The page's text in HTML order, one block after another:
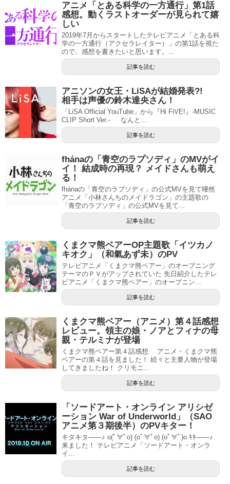
アニメ「とある科学の一方通行」第1話
感想。動くラストオーダーが見られて嬉
しい
2019年7月からスタートしたテレビアニメ「とある科
学の一方通行（アクセラレイター）」の第1話を視た
ので、感想を書きたいと思います。...
記事を読む
アニソンの女王・LiSAが結婚発表?!
相手は声優の鈴木達央さん！
「LiSA Official YouTube」から『Hi FiVE!』-MUSIC
CLIP Short Ver.- なんと...
記事を読む
fhánaの「青空のラプソディ」のMVがイ
イ！ 結成時の再現？ メイドさんも萌え
る！
fhánaの「青空のラプソディ」の公式MVを見て唖然
アニメ「小林さんちのメイドラゴン」の主題歌の
「青空のラプソディ」の公式MVを見て...
記事を読む
くまクマ熊ベアーOP主題歌「イツカノ
キオク」（和氣あず未）のPV
テレビアニメ「くまクマ熊ベアー」のオープニング
テーマのＰＶがアップされていた 先日紹介したテレ
ビアニメ「くまクマ熊ベアー」のオープニン...
記事を読む
くまクマ熊ベアー（アニメ）第４話感想
レビュー。領主の娘・ノアとフィナの母
親・テルミナが登場
くまクマ熊ベアー第４話感想 アニメ・くまクマ熊
ベアーの第４話を見ました！ 続々と主要人物が登場
してきましたね！ クリモニ...
記事を読む
「ソードアート・オンライン アリシゼ
ーション War of Underworld」（SAO
アニメ第３期後半）のPVキター！
キタキタ――♪ o(ﾟ∀ﾟo) (oﾟ∀ﾟo) (oﾟ∀ﾟ)o ｷﾀ――♪
来ました！ テレビアニメ「ソードアート・オンラ
イ...
記事を読む